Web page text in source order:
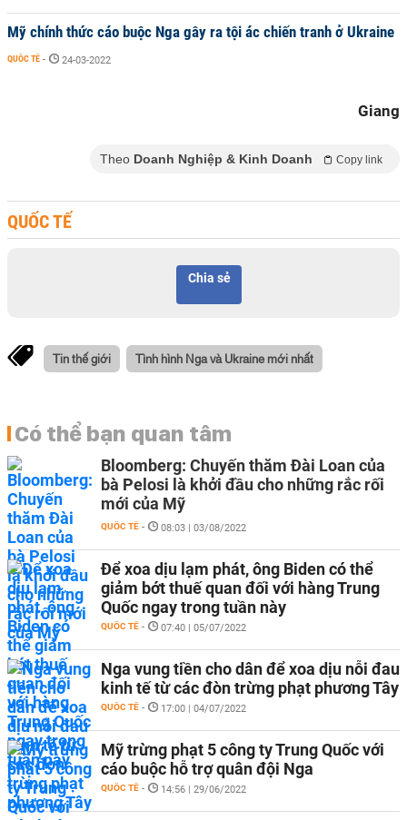
Mỹ chính thức cáo buộc Nga gây ra tội ác chiến tranh ở Ukraine
QUỐC TẾ - 24-03-2022
Giang
Theo Doanh Nghiệp & Kinh Doanh Copy link
QUỐC TẾ
Chia sẻ
Tin thế giới Tình hình Nga và Ukraine mới nhất
Có thể bạn quan tâm
Bloomberg: Chuyến thăm Đài Loan của
bà Pelosi là khởi đầu cho những rắc rối
mới của Mỹ
QUỐC TẾ - 08:03 | 03/08/2022
Để xoa dịu lạm phát, ông Biden có thể
giảm bớt thuế quan đối với hàng Trung
Quốc ngay trong tuần này
QUỐC TẾ - 07:40 | 05/07/2022
Nga vung tiền cho dân để xoa dịu nỗi đau
kinh tế từ các đòn trừng phạt phương Tây
QUỐC TẾ - 17:00 | 04/07/2022
Mỹ trừng phạt 5 công ty Trung Quốc với
cáo buộc hỗ trợ quân đội Nga
QUỐC TẾ - 14:56 | 29/06/2022